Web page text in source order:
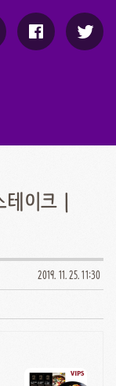
테이크 |
2019. 11. 25. 11:30